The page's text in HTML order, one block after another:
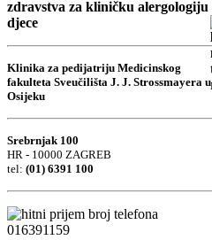
zdravstva za kliničku alergologiju
djece
Klinika za pedijatriju Medicinskog
fakulteta Sveučilišta J. J. Strossmayera u
Osijeku
Srebrnjak 100
HR - 10000 ZAGREB
tel: (01) 6391 100